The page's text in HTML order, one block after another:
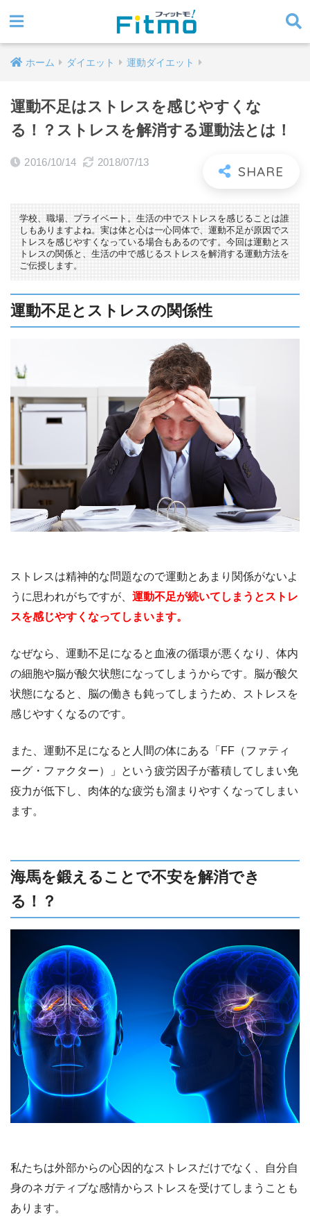
ホーム ダイエット 運動ダイエット
運動不足はストレスを感じやすくな
る！？ストレスを解消する運動法とは！
2016/10/14 2018/07/13
学校、職場、プライベート。生活の中でストレスを感じることは誰
しもありますよね。実は体と心は一心同体で、運動不足が原因でス
トレスを感じやすくなっている場合もあるのです。今回は運動とス
トレスの関係と、生活の中で感じるストレスを解消する運動方法を
ご伝授します。
運動不足とストレスの関係性
ストレスは精神的な問題なので運動とあまり関係がないよ
うに思われがちですが、 運動不足が続いてしまうとストレ
スを感じやすくなってしまいます。
なぜなら、運動不足になると血液の循環が悪くなり、体内
の細胞や脳が酸欠状態になってしまうからです。脳が酸欠
状態になると、脳の働きも鈍ってしまうため、ストレスを
感じやすくなるのです。
また、運動不足になると人間の体にある「FF（ファティ
ーグ・ファクター）」という疲労因子が蓄積してしまい免
疫力が低下し、肉体的な疲労も溜まりやすくなってしまい
ます。
海馬を鍛えることで不安を解消でき
る！？
私たちは外部からの心因的なストレスだけでなく、自分自
身のネガティブな感情からストレスを受けてしまうことも
あります。